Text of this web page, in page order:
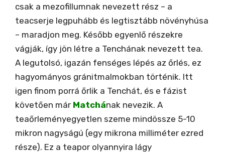
csak a mezofillumnak nevezett rész – a
teacserje legpuhább és legtisztább növényhúsa
– maradjon meg. Később egyenlő részekre
vágják, így jön létre a Tenchának nevezett tea.
A legutolsó, igazán fenséges lépés az őrlés, ez
hagyományos gránitmalmokban történik. Itt
igen finom porrá őrlik a Tenchát, és e fázist
követően már Matchának nevezik. A
teaőrleményegyetlen szeme mindössze 5-10
mikron nagyságú (egy mikrona milliméter ezred
része). Ez a teapor olyannyira lágy